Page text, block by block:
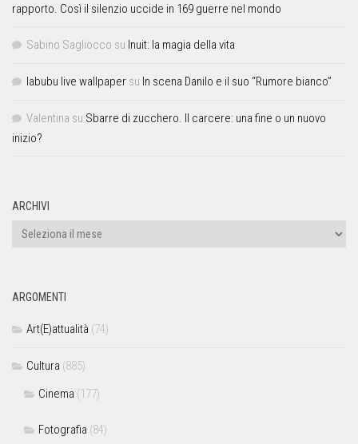
rapporto. Così il silenzio uccide in 169 guerre nel mondo
Sabino Sagliocco su Inuit: la magia della vita
labubu live wallpaper su In scena Danilo e il suo “Rumore bianco”
Valentina su Sbarre di zucchero. Il carcere: una fine o un nuovo
inizio?
ARCHIVI
ARGOMENTI
Art(E)attualità (74)
Cultura (885)
Cinema (177)
Fotografia (84)